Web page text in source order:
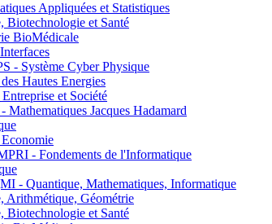
Appliquées et Statistiques
et Santé
BioMédicale
- Système Cyber Physique
Hautes Energies
et Société
Jacques Hadamard
- Fondements de l'Informatique
- Quantique, Mathematiques, Informatique
Géométrie
et Santé